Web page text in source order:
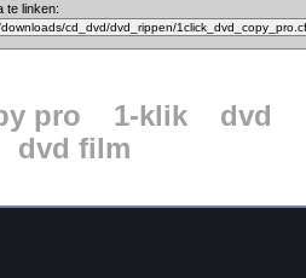
te linken:
pro
1-klik dvd
dvd film